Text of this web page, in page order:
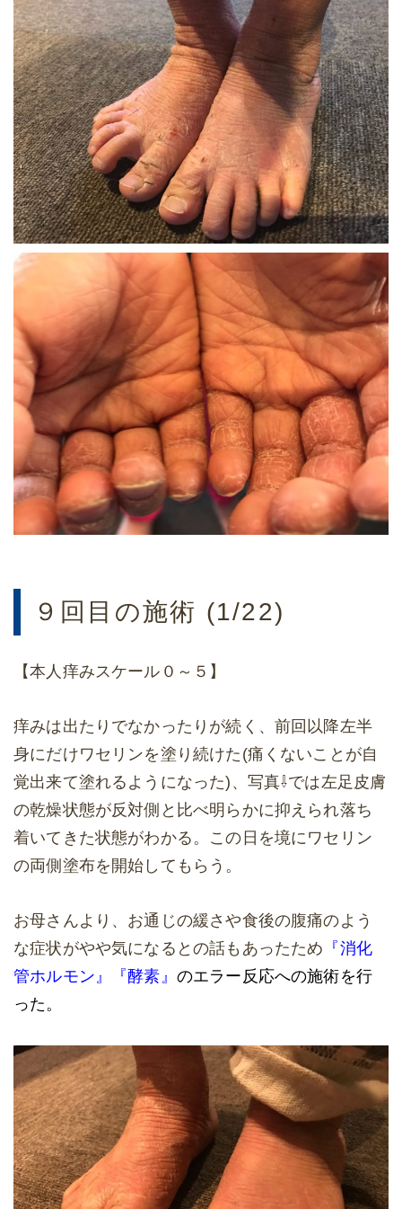
９回目の施術 (1/22)
【本人痒みスケール０～５】
痒みは出たりでなかったりが続く、前回以降左半
身にだけワセリンを塗り続けた(痛くないことが自
覚出来て塗れるようになった)、写真⇩では左足皮膚
の乾燥状態が反対側と比べ明らかに抑えられ落ち
着いてきた状態がわかる。この日を境にワセリン
の両側塗布を開始してもらう。
お母さんより、お通じの緩さや食後の腹痛のよう
な症状がやや気になるとの話もあったため 『消化
管ホルモン』『酵素』 のエラー反応への施術を行
った。